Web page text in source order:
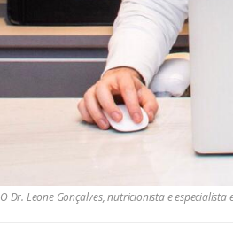
O Dr. Leone Gonçalves, nutricionista e